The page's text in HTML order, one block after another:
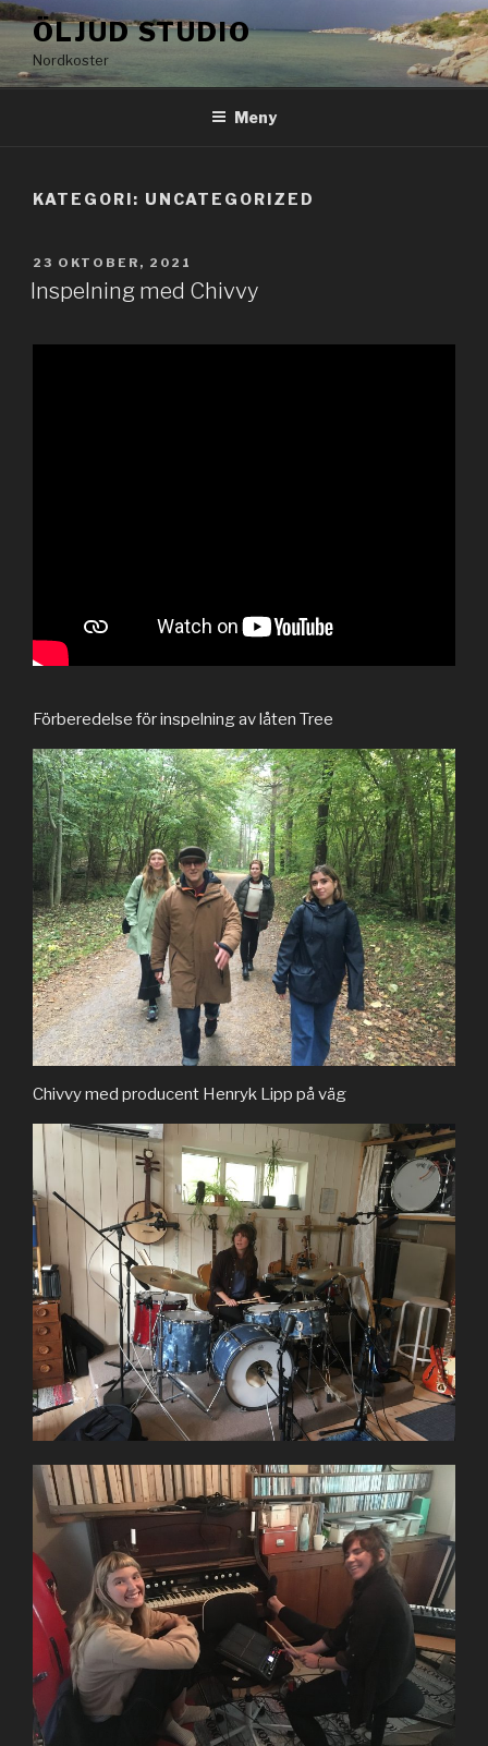
Hoppa
innehåll
ÖLJUD STUDIO
Nordkoster
Meny
KATEGORI: UNCATEGORIZED
PUBLICERAT
23 OKTOBER, 2021
Inspelning med Chivvy
Förberedelse för inspelning av låten Tree
Chivvy med producent Henryk Lipp på väg